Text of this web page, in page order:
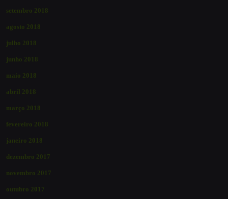
setembro 2018
agosto 2018
julho 2018
junho 2018
maio 2018
abril 2018
março 2018
fevereiro 2018
janeiro 2018
dezembro 2017
novembro 2017
outubro 2017